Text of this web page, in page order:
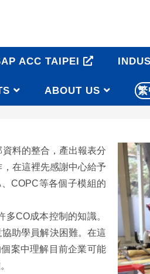
ACC TAIPEI
ABOUT US 繁
料的整合，產出報表分
在這裡先感謝中心給予
COPC等各個子模組的
CO成本控制的知識。
助學員解決困難。在這
案中理解目前企業可能